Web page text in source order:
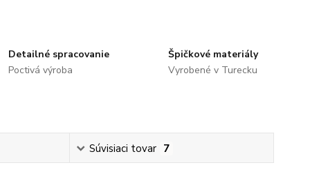
Detailné spracovanie
Poctivá výroba
Špičkové materiály
Vyrobené v Turecku
Súvisiaci tovar 7